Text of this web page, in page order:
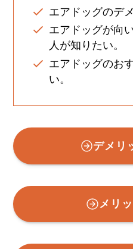
エアドッグのデ
エアドッグが向
人が知りたい。
エアドッグのお
い。
デメリ
メリ